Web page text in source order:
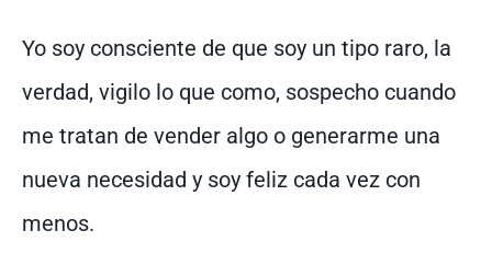
Yo soy consciente de que soy un tipo raro, la
verdad, vigilo lo que como, sospecho cuando
me tratan de vender algo o generarme una
nueva necesidad y soy feliz cada vez con
menos.